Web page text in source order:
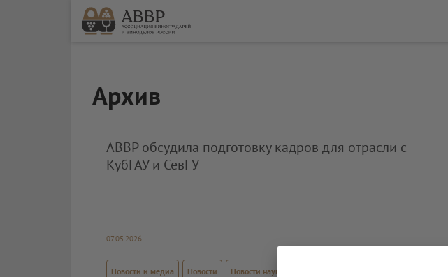
Архив
АВВР обсудила подготовку кадров для отрасли с
КубГАУ и СевГУ
07.05.2026
Новости и медиа Новости Новости науки